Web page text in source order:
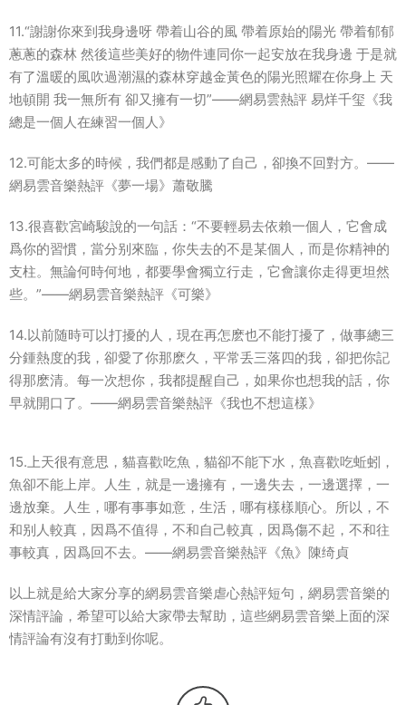
11.“謝謝你來到我身邊呀 帶着山谷的風 帶着原始的陽光 帶着郁郁
蔥蔥的森林 然後這些美好的物件連同你一起安放在我身邊 于是就
有了溫暖的風吹過潮濕的森林穿越金黃色的陽光照耀在你身上 天
地頓開 我一無所有 卻又擁有一切”——網易雲熱評 易烊千玺《我
總是一個人在練習一個人》
12.可能太多的時候，我們都是感動了自己，卻換不回對方。——
網易雲音樂熱評《夢一場》蕭敬騰
13.很喜歡宮崎駿說的一句話：“不要輕易去依賴一個人，它會成
爲你的習慣，當分别來臨，你失去的不是某個人，而是你精神的
支柱。無論何時何地，都要學會獨立行走，它會讓你走得更坦然
些。”——網易雲音樂熱評《可樂》
14.以前随時可以打擾的人，現在再怎麽也不能打擾了，做事總三
分鍾熱度的我，卻愛了你那麽久，平常丢三落四的我，卻把你記
得那麽清。每一次想你，我都提醒自己，如果你也想我的話，你
早就開口了。——網易雲音樂熱評《我也不想這樣》
15.上天很有意思，貓喜歡吃魚，貓卻不能下水，魚喜歡吃蚯蚓，
魚卻不能上岸。人生，就是一邊擁有，一邊失去，一邊選擇，一
邊放棄。人生，哪有事事如意，生活，哪有樣樣順心。所以，不
和别人較真，因爲不值得，不和自己較真，因爲傷不起，不和往
事較真，因爲回不去。——網易雲音樂熱評《魚》陳绮貞
以上就是給大家分享的網易雲音樂虐心熱評短句，網易雲音樂的
深情評論，希望可以給大家帶去幫助，這些網易雲音樂上面的深
情評論有沒有打動到你呢。